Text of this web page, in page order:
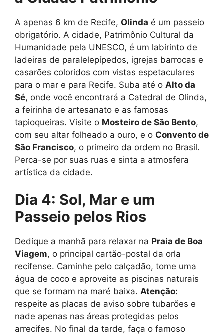
A apenas 6 km de Recife, Olinda é um passeio
obrigatório. A cidade, Patrimônio Cultural da
Humanidade pela UNESCO, é um labirinto de
ladeiras de paralelepípedos, igrejas barrocas e
casarões coloridos com vistas espetaculares
para o mar e para Recife. Suba até o Alto da
Sé, onde você encontrará a Catedral de Olinda,
a feirinha de artesanato e as famosas
tapioqueiras. Visite o Mosteiro de São Bento,
com seu altar folheado a ouro, e o Convento de
São Francisco, o primeiro da ordem no Brasil.
Perca-se por suas ruas e sinta a atmosfera
artística da cidade.
Dia 4: Sol, Mar e um
Passeio pelos Rios
Dedique a manhã para relaxar na Praia de Boa
Viagem, o principal cartão-postal da orla
recifense. Caminhe pelo calçadão, tome uma
água de coco e aproveite as piscinas naturais
que se formam na maré baixa. Atenção:
respeite as placas de aviso sobre tubarões e
nade apenas nas áreas protegidas pelos
arrecifes. No final da tarde, faça o famoso